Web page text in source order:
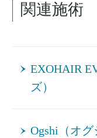
関連施術
EXOHAIR
ズ）
Ogshi（オグ